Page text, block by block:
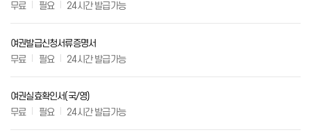
무료
필요 24시간 발급가능
여권발급신청서류증명서
무료
필요 24시간 발급가능
여권실효확인서(국/영)
무료
필요 24시간 발급가능